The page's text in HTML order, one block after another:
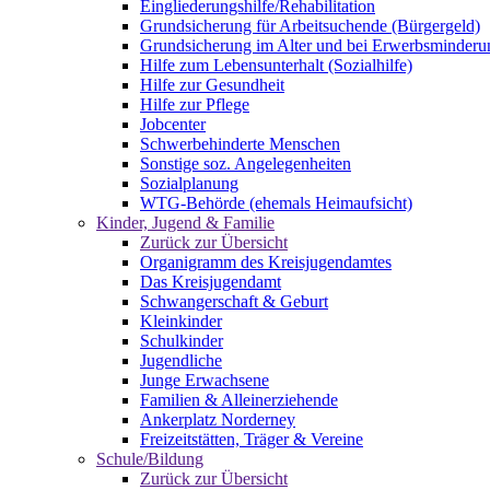
Eingliederungshilfe/Rehabilitation
Grundsicherung für Arbeitsuchende (Bürgergeld)
Grundsicherung im Alter und bei
Hilfe zum Lebensunterhalt (Sozialhilfe)
Hilfe zur Gesundheit
Hilfe zur Pflege
Jobcenter
Schwerbehinderte Menschen
Sonstige soz. Angelegenheiten
Sozialplanung
WTG-Behörde (ehemals Heimaufsicht)
Kinder, Jugend & Familie
Zurück zur Übersicht
Organigramm des Kreisjugendamtes
Das Kreisjugendamt
Schwangerschaft & Geburt
Kleinkinder
Schulkinder
Jugendliche
Junge Erwachsene
Familien & Alleinerziehende
Ankerplatz Norderney
Freizeitstätten, Träger & Vereine
Schule/Bildung
Zurück zur Übersicht